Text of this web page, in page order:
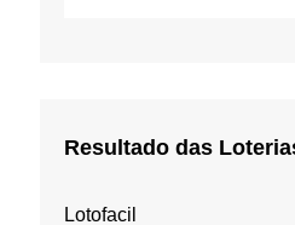
Resultado das
Lotofacil